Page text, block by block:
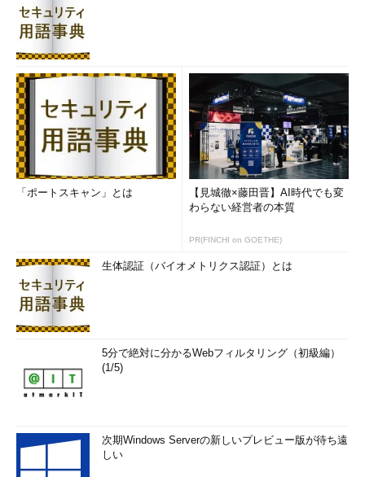
「ポートスキャン」とは
【見城徹×藤田晋】AI時代でも変
わらない経営者の本質
PR(FINCHI on GOETHE)
生体認証（バイオメトリクス認証）とは
5分で絶対に分かるWebフィルタリング（初級編）
(1/5)
次期Windows Serverの新しいプレビュー版が待ち遠
しい